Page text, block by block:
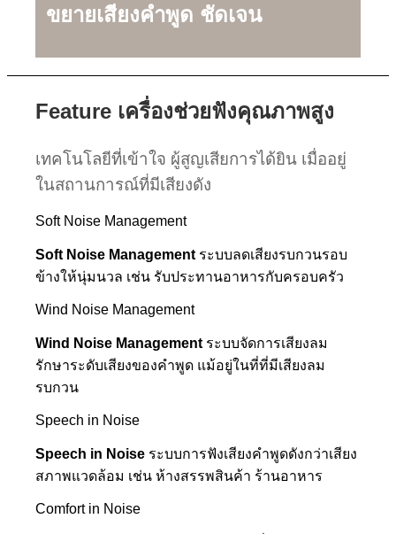
ขยายเสียงคำพูด ชัดเจน
Feature เครื่องช่วยฟังคุณภาพสูง
เทคโนโลยีที่เข้าใจ ผู้สูญเสียการได้ยิน เมื่ออยู่
ในสถานการณ์ที่มีเสียงดัง
Soft Noise Management
Soft Noise Management ระบบลดเสียงรบกวนรอบ
ข้างให้นุ่มนวล เช่น รับประทานอาหารกับครอบครัว
Wind Noise Management
Wind Noise Management ระบบจัดการเสียงลม
รักษาระดับเสียงของคำพูด แม้อยู่ในที่ที่มีเสียงลม
รบกวน
Speech in Noise
Speech in Noise ระบบการฟังเสียงคำพูดดังกว่าเสียง
สภาพแวดล้อม เช่น ห้างสรรพสินค้า ร้านอาหาร
Comfort in Noise